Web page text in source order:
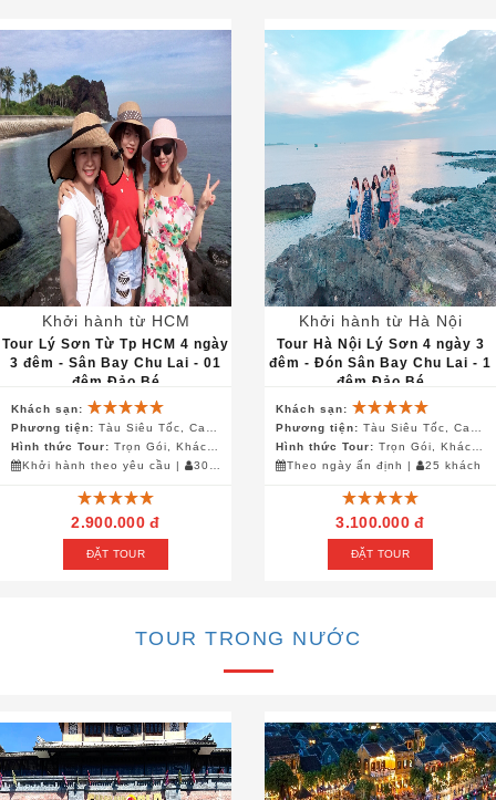
Khởi hành từ HCM
Tour Lý Sơn Từ Tp HCM 4 ngày
3 đêm - Sân Bay Chu Lai - 01
đêm Đảo Bé
Khách sạn:
Phương tiện: Tàu Siêu Tốc, Canô, Ô Tô
Hình thức Tour: Trọn Gói, Khách Đoàn
Khởi hành theo yêu cầu
| 30 khách
2.900.000 đ
ĐẶT TOUR
Khởi hành từ Hà Nội
Tour Hà Nội Lý Sơn 4 ngày 3
đêm - Đón Sân Bay Chu Lai - 1
đêm Đảo Bé
Khách sạn:
Phương tiện: Tàu Siêu Tốc, Canô, Ô Tô
Hình thức Tour: Trọn Gói, Khách Đoàn
Theo ngày ấn định
| 25 khách
3.100.000 đ
ĐẶT TOUR
TOUR TRONG NƯỚC